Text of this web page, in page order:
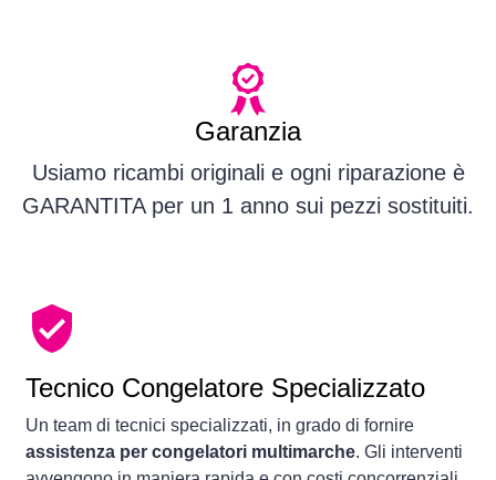
Garanzia
Usiamo ricambi originali e ogni riparazione è
GARANTITA per un 1 anno sui pezzi sostituiti.
Tecnico Congelatore Specializzato
Un team di tecnici specializzati, in grado di fornire
assistenza per congelatori multimarche. Gli interventi